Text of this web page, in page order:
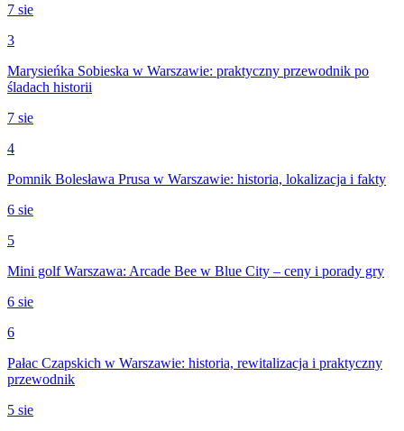
7 sie
3
Marysieńka Sobieska w Warszawie: praktyczny przewodnik po
śladach historii
7 sie
4
Pomnik Bolesława Prusa w Warszawie: historia, lokalizacja i fakty
6 sie
5
Mini golf Warszawa: Arcade Bee w Blue City – ceny i porady gry
6 sie
6
Pałac Czapskich w Warszawie: historia, rewitalizacja i praktyczny
przewodnik
5 sie